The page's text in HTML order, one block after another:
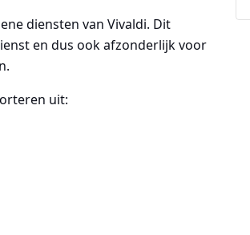
diensten van Vivaldi. Dit
en dus ook afzonderlijk voor
uit: